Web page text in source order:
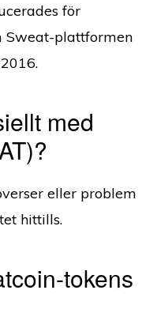
för
Sweat-plattformen
med
eller problem
hittills.
tokens